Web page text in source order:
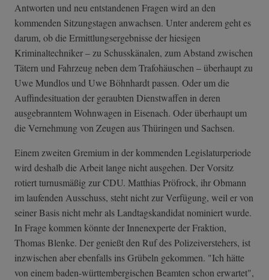
Antworten und neu entstandenen Fragen wird an den
kommenden Sitzungstagen anwachsen. Unter anderem geht es
darum, ob die Ermittlungsergebnisse der hiesigen
Kriminaltechniker – zu Schusskänalen, zum Abstand zwischen
Tätern und Fahrzeug neben dem Trafohäuschen – überhaupt zu
Uwe Mundlos und Uwe Böhnhardt passen. Oder um die
Auffindesituation der geraubten Dienstwaffen in deren
ausgebranntem Wohnwagen in Eisenach. Oder überhaupt um
die Vernehmung von Zeugen aus Thüringen und Sachsen.
Einem zweiten Gremium in der kommenden Legislaturperiode
wird deshalb die Arbeit lange nicht ausgehen. Der Vorsitz
rotiert turnusmäßig zur CDU. Matthias Pröfrock, ihr Obmann
im laufenden Ausschuss, steht nicht zur Verfügung, weil er von
seiner Basis nicht mehr als Landtagskandidat nominiert wurde.
In Frage kommen könnte der Innenexperte der Fraktion,
Thomas Blenke. Der genießt den Ruf des Polizeiverstehers, ist
inzwischen aber ebenfalls ins Grübeln gekommen. "Ich hätte
von einem baden-württembergischen Beamten schon erwartet",